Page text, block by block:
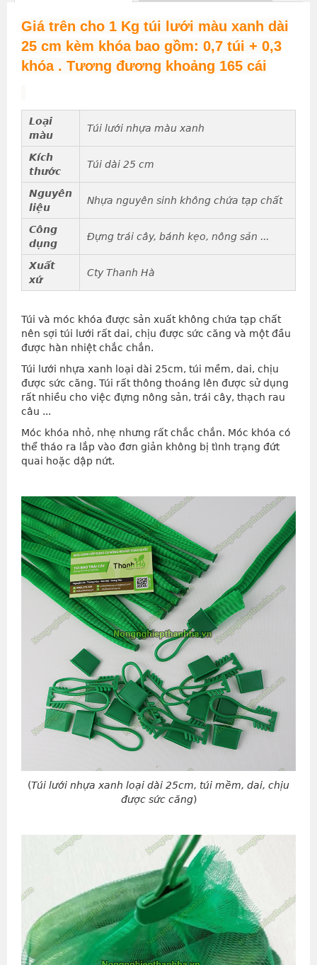
Giá trên cho 1 Kg túi lưới màu xanh dài
25 cm kèm khóa bao gồm: 0,7 túi + 0,3
khóa . Tương đương khoảng 165 cái
Loại
màu
Túi lưới nhựa màu xanh
Kích
thước
Túi dài 25 cm
Nguyên
liệu
Nhựa nguyên sinh không chứa tạp chất
Công
dụng
Đựng trái cây, bánh kẹo, nông sản ...
Xuất
xứ
Cty Thanh Hà
Túi và móc khóa được sản xuất không chứa tạp chất
nên sợi túi lưới rất dai, chịu được sức căng và một đầu
được hàn nhiệt chắc chắn.
Túi lưới nhựa xanh loại dài 25cm, túi mềm, dai, chịu
được sức căng. Túi rất thông thoáng lên được sử dụng
rất nhiều cho việc đựng nông sản, trái cây, thạch rau
câu ...
Móc khóa nhỏ, nhẹ nhưng rất chắc chắn. Móc khóa có
thể tháo ra lắp vào đơn giản không bị tình trạng đứt
quai hoặc dập nứt.
(Túi lưới nhựa xanh loại dài 25cm, túi mềm, dai, chịu
được sức căng)